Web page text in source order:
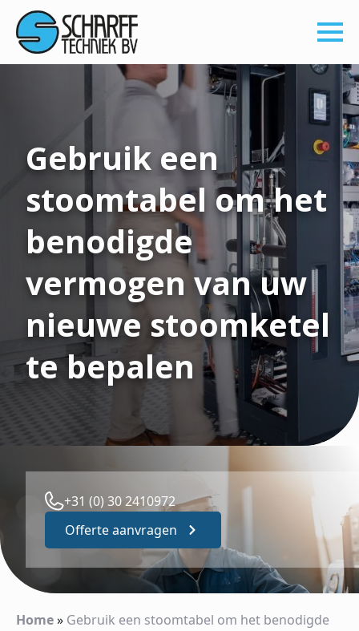
Gebruik een
stoomtabel om het
benodigde
vermogen van uw
nieuwe stoomketel
te bepalen
+31 (0) 30 2410972
Offerte aanvragen
Home» Gebruik een stoomtabel om het benodigde